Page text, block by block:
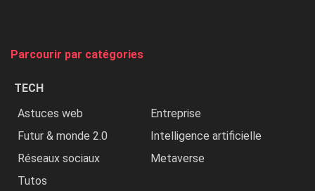
Parcourir par catégories
TECH
Astuces web
Entreprise
Futur & monde 2.0
Intelligence artificielle
Réseaux sociaux
Metaverse
Tutos